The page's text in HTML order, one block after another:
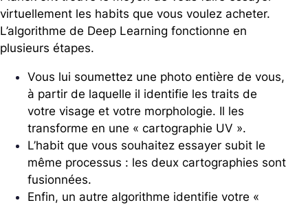
virtuellement les habits que vous voulez acheter.
L’algorithme de Deep Learning fonctionne en
plusieurs étapes.
Vous lui soumettez une photo entière de vous,
à partir de laquelle il identifie les traits de
votre visage et votre morphologie. Il les
transforme en une « cartographie UV ».
L’habit que vous souhaitez essayer subit le
même processus : les deux cartographies sont
fusionnées.
Enfin, un autre algorithme identifie votre «